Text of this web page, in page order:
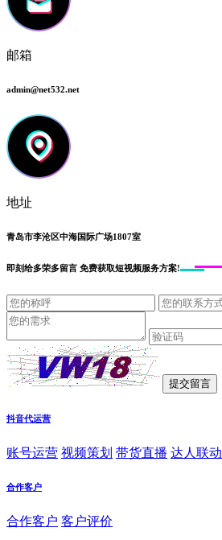
邮箱
admin@net532.net
地址
青岛市李沧区中海国际广场1807室
即刻给多荣多留言 免费获取短视频服务方案!
抖音代运营
账号运营 视频策划 带货直播 达人联动
合作客户
合作客户 客户评价